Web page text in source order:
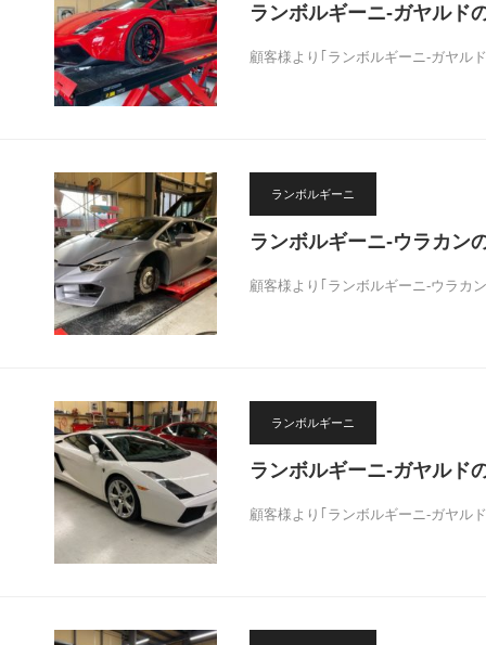
ランボルギーニ-ガヤルド
顧客様より｢ランボルギーニ-ガヤル
ランボルギーニ
ランボルギーニ-ウラカン
顧客様より｢ランボルギーニ-ウラカ
ランボルギーニ
ランボルギーニ-ガヤルド
顧客様より｢ランボルギーニ-ガヤル